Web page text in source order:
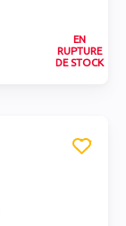
EN
RUPTURE
DE STOCK